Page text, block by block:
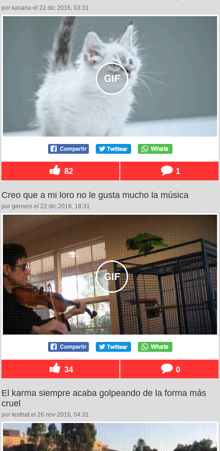
por kasaria el 22 dic 2016, 03:31
82 1
Creo que a mi loro no le gusta mucho la música
por gerners el 22 dic 2016, 18:31
34 0
El karma siempre acaba golpeando de la forma más
cruel
por lesthat el 26 nov 2016, 04:31